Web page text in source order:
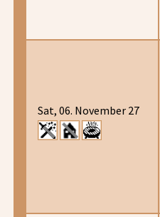
Sat, 06. November 27